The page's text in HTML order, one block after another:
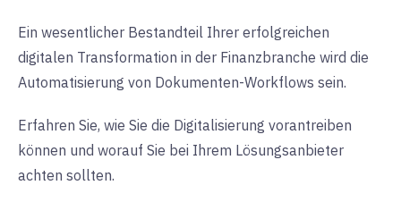
Ein wesentlicher Bestandteil Ihrer erfolgreichen
digitalen Transformation in der Finanzbranche wird die
Automatisierung von Dokumenten-Workflows sein.
Erfahren Sie, wie Sie die Digitalisierung vorantreiben
können und worauf Sie bei Ihrem Lösungsanbieter
achten sollten.